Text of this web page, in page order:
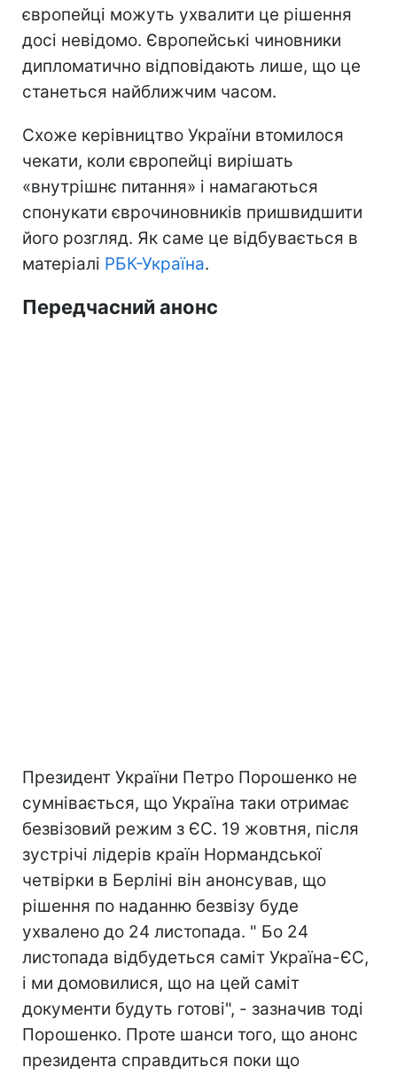
європейці можуть ухвалити це рішення
досі невідомо. Європейські чиновники
дипломатично відповідають лише, що це
станеться найближчим часом.
Схоже керівництво України втомилося
чекати, коли європейці вирішать
«внутрішнє питання» і намагаються
спонукати єврочиновників пришвидшити
його розгляд. Як саме це відбувається в
матеріалі РБК-Україна.
Передчасний анонс
Президент України Петро Порошенко не
сумнівається, що Україна таки отримає
безвізовий режим з ЄС. 19 жовтня, після
зустрічі лідерів країн Нормандської
четвірки в Берліні він анонсував, що
рішення по наданню безвізу буде
ухвалено до 24 листопада. " Бо 24
листопада відбудеться саміт Україна-ЄС,
і ми домовилися, що на цей саміт
документи будуть готові", - зазначив тоді
Порошенко. Проте шанси того, що анонс
президента справдиться поки що